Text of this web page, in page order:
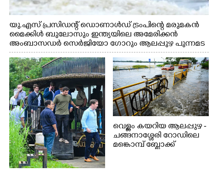
യു.എസ് പ്രസിഡന്റ് ഡൊണാൾഡ് ട്രംപിന്റെ മരുമകൻ
മൈക്കിൾ ബുലോസും ഇന്ത്യയിലെ അമേരിക്കൻ
അംബാസഡർ സെർജിയോ ഗോറും ആലപ്പുഴ പുന്നമട
കായലിൽ ഹൗസ്ബോട്ട് യാത്രയ്ക്കിടെ നെഹ്രുട്രോഫി
വള്ളംകളിയുടെ ഭാഗമായി നടുഭാഗം ചുണ്ടന്റെ
പരിശീലനത്തുഴച്ചിൽ വീക്ഷിക്കുന്നു
വെള്ളം കയറിയ ആലപ്പുഴ -
ചങ്ങനാശ്ശേരി റോഡിലെ
മങ്കൊമ്പ് ബ്ലോക്ക്